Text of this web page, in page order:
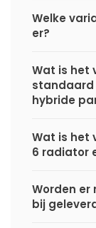
Welke
er?
Wat is het
standaard
hybride
Wat is het
6 radiator
Worden
bij